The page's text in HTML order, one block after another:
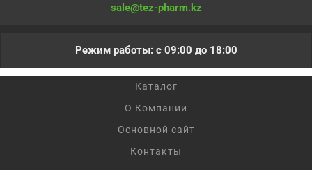
sale@tez-pharm.kz
Режим работы: с 09:00 до 18:00
Каталог
О Компании
Основной сайт
Контакты